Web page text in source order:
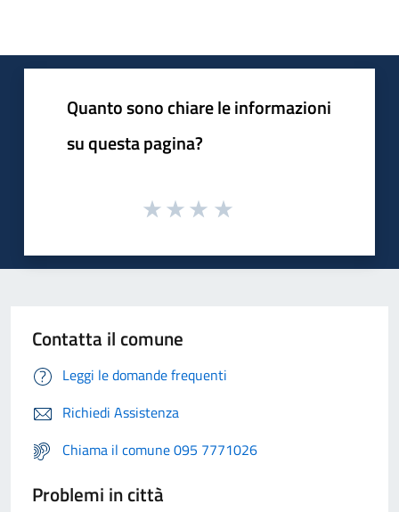
Quanto sono chiare le informazioni
su questa pagina?
Contatta il comune
Leggi le domande frequenti
Richiedi Assistenza
Chiama il comune 095 7771026
Problemi in città